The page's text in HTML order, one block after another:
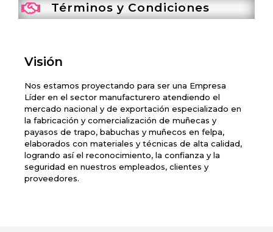
Términos y Condiciones
Visión
Nos estamos proyectando para ser una Empresa
Líder en el sector manufacturero atendiendo el
mercado nacional y de exportación especializado en
la fabricación y comercialización de muñecas y
payasos de trapo, babuchas y muñecos en felpa,
elaborados con materiales y técnicas de alta calidad,
logrando así el reconocimiento, la confianza y la
seguridad en nuestros empleados, clientes y
proveedores.